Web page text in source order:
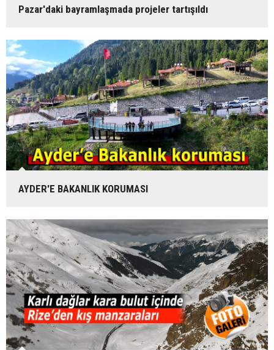
Pazar'daki bayramlaşmada projeler tartışıldı
AYDER'E BAKANLIK KORUMASI